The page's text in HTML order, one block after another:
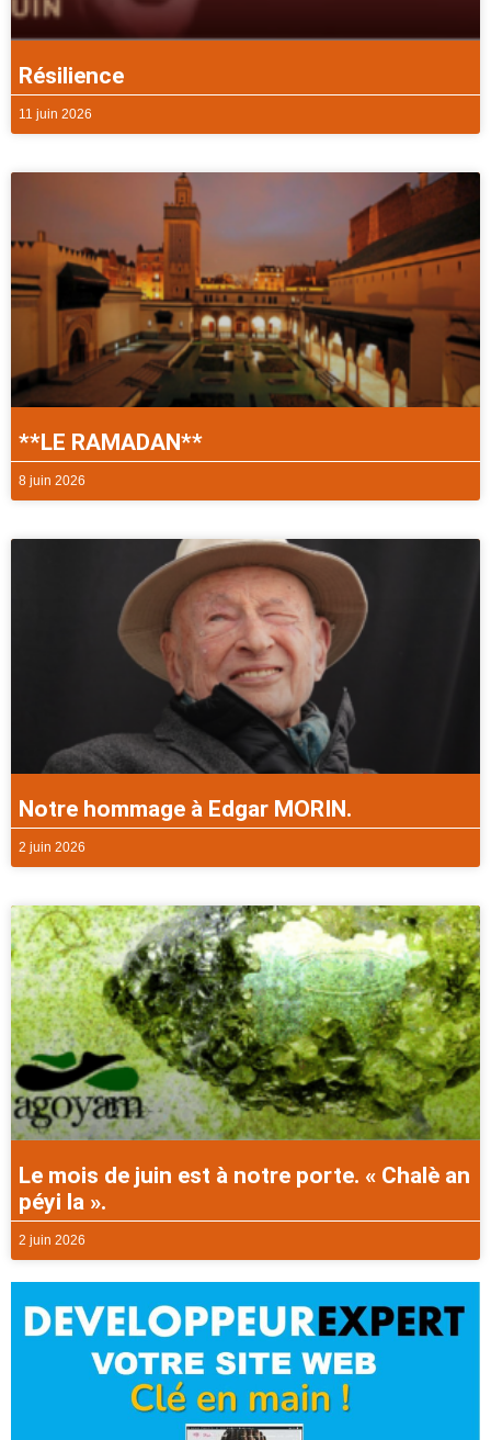
Résilience
11 juin 2026
**LE RAMADAN**
8 juin 2026
Notre hommage à Edgar MORIN.
2 juin 2026
Le mois de juin est à notre porte. « Chalè an
péyi la ».
2 juin 2026